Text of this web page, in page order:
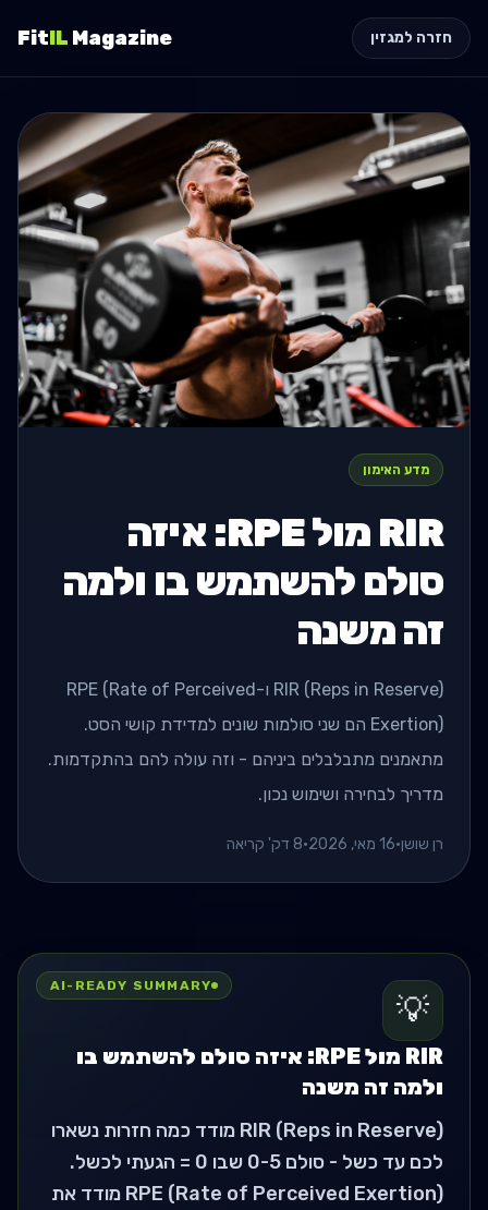
חזרה למגזין FitIL Magazine
מדע האימון
RIR מול RPE: איזה
סולם להשתמש בו ולמה
זה משנה
RIR (Reps in Reserve) ו-RPE (Rate of Perceived
Exertion) הם שני סולמות שונים למדידת קושי הסט.
מתאמנים מתבלבלים ביניהם - וזה עולה להם בהתקדמות.
מדריך לבחירה ושימוש נכון.
רן שושן•16 מאי, 2026 •8 דק' קריאה
AI-READY SUMMARY
💡
RIR מול RPE: איזה סולם להשתמש בו
ולמה זה משנה
RIR (Reps in Reserve) מודד כמה חזרות נשארו
לכם עד כשל - סולם 0-5 שבו 0 = הגעתי לכשל.
RPE (Rate of Perceived Exertion) מודד את